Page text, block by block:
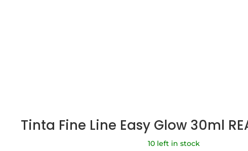
Tinta Fine Line Easy Glow 30ml
10 left in stock